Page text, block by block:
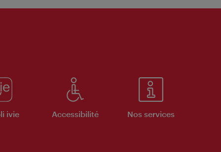
ivie Accessibilité Nos services